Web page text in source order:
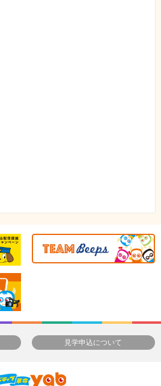
見学申込について